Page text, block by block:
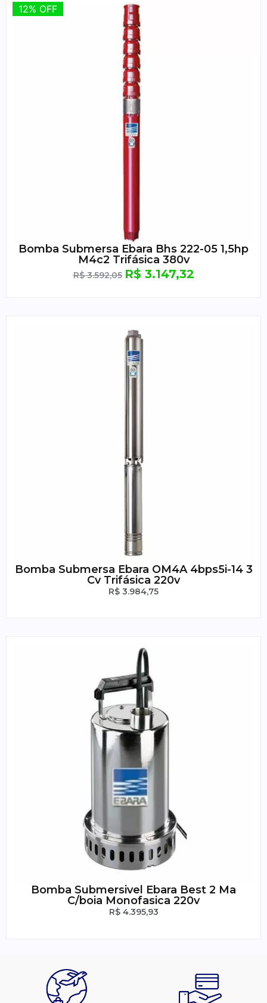
12% OFF
12% OFF
Bomba Submersa Ebara Bhs 222-05 1,5hp
M4c2 Trifásica 380v
R$3.592,05 R$3.147,32
Bomba Submersa Ebara OM4A 4bps5i-14 3
Cv Trifásica 220v
R$ 3.984,75
Bomba Submersivel Ebara Best 2 Ma
C/boia Monofasica 220v
R$4.395,93